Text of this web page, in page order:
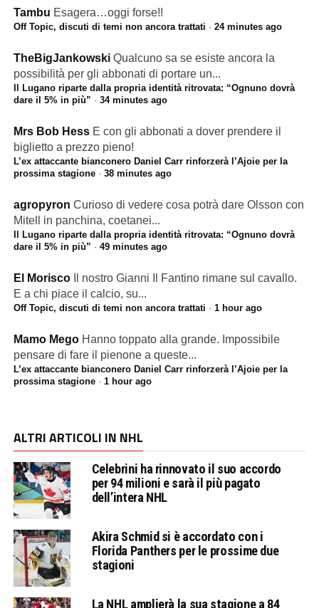
Tambu Esagera…oggi forse!!
Off Topic, discuti di temi non ancora trattati · 24 minutes ago
TheBigJankowski Qualcuno sa se esiste ancora la
possibilità per gli abbonati di portare un...
Il Lugano riparte dalla propria identità ritrovata: “Ognuno dovrà
dare il 5% in più” · 34 minutes ago
Mrs Bob Hess E con gli abbonati a dover prendere il
biglietto a prezzo pieno!
L’ex attaccante bianconero Daniel Carr rinforzerà l’Ajoie per la
prossima stagione· 38 minutes ago
agropyron Curioso di vedere cosa potrà dare Olsson con
Mitell in panchina, coetanei...
Il Lugano riparte dalla propria identità ritrovata: “Ognuno dovrà
dare il 5% in più” · 49 minutes ago
El Morisco
Il nostro Gianni Il Fantino rimane sul cavallo.
E a chi piace il calcio, su...
Off Topic, discuti di temi non ancora trattati · 1 hour ago
Mamo Mego Hanno toppato alla grande. Impossibile
pensare di fare il pienone a queste...
L’ex attaccante bianconero Daniel Carr rinforzerà l’Ajoie per la
prossima stagione· 1 hour ago
ALTRI ARTICOLI IN NHL
Celebrini ha rinnovato il suo accordo
per 94 milioni e sarà il più pagato
dell’intera NHL
Akira Schmid si è accordato con i
Florida Panthers per le prossime due
stagioni
La NHL amplierà la sua stagione a 84